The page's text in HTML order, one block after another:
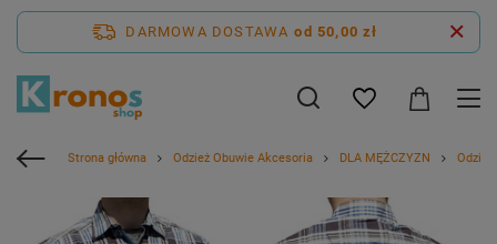
DARMOWA DOSTAWA od 50,00 zł
Strona główna Odzież Obuwie Akcesoria DLA MĘŻCZYZN Odzież